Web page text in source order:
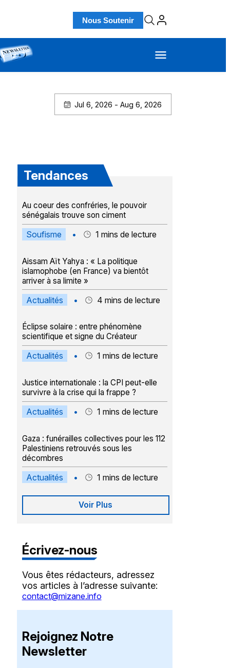
Nous Soutenir
Jul 6, 2026 - Aug 6, 2026
Tendances
Au coeur des confréries, le pouvoir
sénégalais trouve son ciment
Soufisme • 1 mins de lecture
Aissam Aït Yahya : « La politique
islamophobe (en France) va bientôt
arriver à sa limite »
Actualités • 4 mins de lecture
Éclipse solaire : entre phénomène
scientifique et signe du Créateur
Actualités • 1 mins de lecture
Justice internationale : la CPI peut-elle
survivre à la crise qui la frappe ?
Actualités • 1 mins de lecture
Gaza : funérailles collectives pour les 112
Palestiniens retrouvés sous les
décombres
Actualités • 1 mins de lecture
Voir Plus
Écrivez-nous
Vous êtes rédacteurs, adressez
vos articles à l’adresse suivante:
contact@mizane.info
Rejoignez Notre
Newsletter